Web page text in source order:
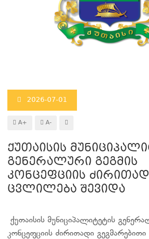
2026-07-01
A+ A-
ქუთაისის
გენერალური გეგმის
კონცეფციის
ცვლილება შევიდა
ქუთაისის მუნიციპალიტეტის
კონცეფციის ძირითადი გეგმარებითი